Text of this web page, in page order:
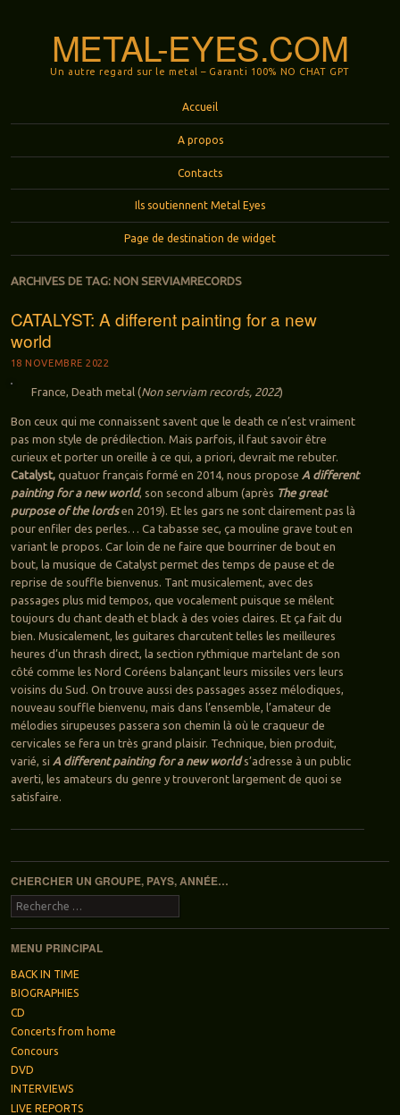
METAL-EYES.COM
Un autre regard sur le metal – Garanti 100% NO CHAT GPT
Accueil
A propos
Contacts
Ils soutiennent Metal Eyes
Page de destination de widget
ARCHIVES DE TAG: NON SERVIAMRECORDS
CATALYST: A different painting for a new
world
18 NOVEMBRE 2022
France, Death metal (Non serviam records, 2022)
Bon ceux qui me connaissent savent que le death ce n’est vraiment
pas mon style de prédilection. Mais parfois, il faut savoir être
curieux et porter un oreille à ce qui, a priori, devrait me rebuter.
Catalyst,quatuor français formé en 2014, nous propose A different
painting for a new world, son second album (après The great
purpose of the lordsen 2019). Et les gars ne sont clairement pas là
pour enfiler des perles… Ca tabasse sec, ça mouline grave tout en
variant le propos. Car loin de ne faire que bourriner de bout en
bout, la musique de Catalyst permet des temps de pause et de
reprise de souffle bienvenus. Tant musicalement, avec des
passages plus mid tempos, que vocalement puisque se mêlent
toujours du chant death et black à des voies claires. Et ça fait du
bien. Musicalement, les guitares charcutent telles les meilleures
heures d’un thrash direct, la section rythmique martelant de son
côté comme les Nord Coréens balançant leurs missiles vers leurs
voisins du Sud. On trouve aussi des passages assez mélodiques,
nouveau souffle bienvenu, mais dans l’ensemble, l’amateur de
mélodies sirupeuses passera son chemin là où le craqueur de
cervicales se fera un très grand plaisir. Technique, bien produit,
varié, si A different painting for a new worlds’adresse à un public
averti, les amateurs du genre y trouveront largement de quoi se
satisfaire.
Navigation des articles
CHERCHER UN GROUPE, PAYS, ANNÉE…
Recherche
MENU PRINCIPAL
BACK IN TIME
BIOGRAPHIES
CD
Concerts from home
Concours
DVD
INTERVIEWS
LIVE REPORTS